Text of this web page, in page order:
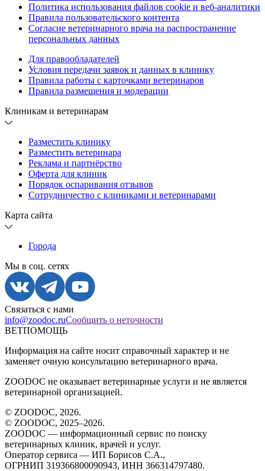
Политика использования файлов cookie и веб-аналитики
Правила пользовательского контента
Согласие ветеринарного врача на распространение
персональных данных
Для правообладателей
Условия передачи заявок и данных в клинику
Правила работы с карточками ветеринаров
Правила размещения и модерации
Клиникам и ветеринарам
Разместить клинику
Разместить ветеринара
Реклама и партнёрство
Оферта для клиник
Порядок оспаривания отзывов
Сотрудничество с клиниками и ветеринарами
Карта сайта
Города
Мы в соц. сетях
Связаться с нами
info@zoodoc.ruСообщить о неточности
ВЕТПОМОЩЬ
Информация на сайте носит справочный характер и не
заменяет очную консультацию ветеринарного врача.
ZOODOC не оказывает ветеринарные услуги и не является
ветеринарной организацией.
© ZOODOC, 2026.
© ZOODOC, 2025–2026.
ZOODOC — информационный сервис по поиску
ветеринарных клиник, врачей и услуг.
Оператор сервиса — ИП Борисов С.А.,
ОГРНИП 319366800090943, ИНН 366314797480.